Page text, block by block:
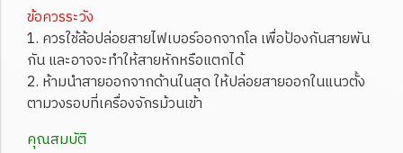
ข้อควรระวัง
1. ควรใช้ล้อปล่อยสายไฟเบอร์ออกจากโล เพื่อป้องกันสายพัน
กัน และอาจจะทำให้สายหักหรือแตกได้
2. ห้ามนำสายออกจากด้านในสุด ให้ปล่อยสายออกในแนวตั้ง
ตามวงรอบที่เครื่องจักรม้วนเข้า
คุณสมบัติ